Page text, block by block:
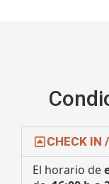
CHECK IN
El horario de